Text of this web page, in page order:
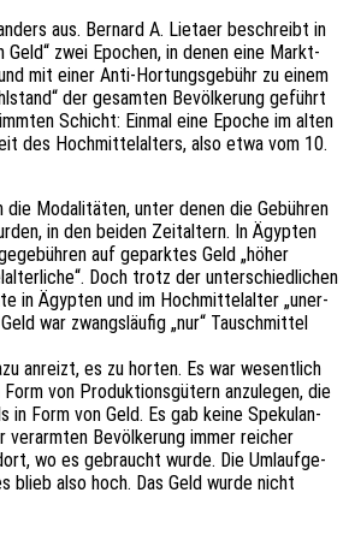
aus. Bernard A. Lietaer beschreibt in
Geld“ zwei Epochen, in denen eine Markt­
mit einer Anti-Hortungs­ge­bühr zu einem
der gesam­ten Bevöl­ke­rung geführt
Schicht: Einmal eine Epoche im alten
des Hoch­mit­tel­al­ters, also etwa vom 10.
die Moda­li­tä­ten, unter denen die Gebüh­ren
in den beiden Zeit­al­tern. In Ägyp­ten
auf gepark­tes Geld „höher
Doch trotz der unter­schied­li­chen
in Ägyp­ten und im Hoch­mit­tel­al­ter „uner­
war zwangs­läu­fig „nur“ Tausch­mit­tel
anreizt, es zu horten. Es war wesent­lich
Form von Produk­ti­ons­gü­tern anzu­le­gen, die
in Form von Geld. Es gab keine Speku­lan­
verarm­ten Bevöl­ke­rung immer reicher
wo es gebraucht wurde. Die Umlauf­ge­
blieb also hoch. Das Geld wurde nicht